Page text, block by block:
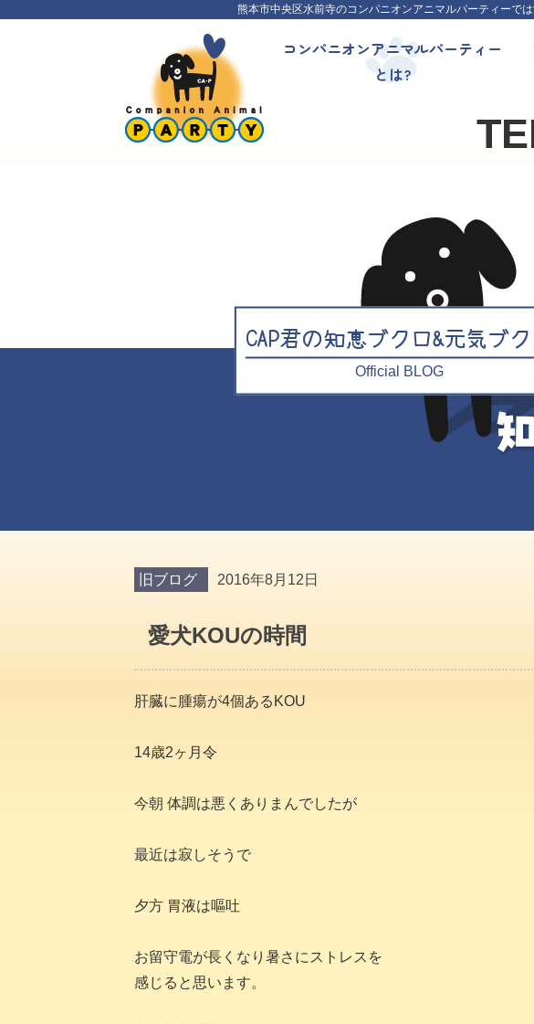
熊本市中央区水前寺のコンパニオンアニマルパーティーで
コンパニオンアニマルパーティー
とは?
CAP君の知恵ブクロ&元気ブ
Official BLOG
旧ブログ 2016年8月12日
愛犬KOUの時間
肝臓に腫瘍が4個あるKOU
14歳2ヶ月令
今朝 体調は悪くありまんでしたが
最近は寂しそうで
夕方 胃液は嘔吐
お留守電が長くなり暑さにストレスを
感じると思います。